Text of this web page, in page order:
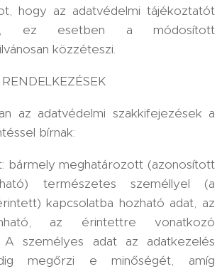
hogy az adatvédelmi tájékoztatót
ez esetben a módosított
közzéteszi.
az adatvédelmi szakkifejezések a
bírnak:
bármely meghatározott (azonosított
természetes személlyel (a
kapcsolatba hozható adat, az
az érintettre vonatkozó
A személyes adat az adatkezelés
megőrzi e minőségét, amíg